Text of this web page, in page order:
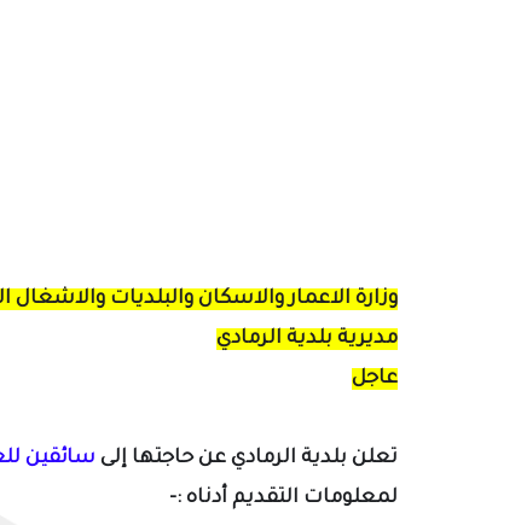
وزارة الاعمار والاسكان والبلديات والاشغال
مديرية بلدية الرمادي
عاجل
تعلن بلدية الرمادي عن حاجتها إلى سائقين
لمعلومات التقديم أدناه :-